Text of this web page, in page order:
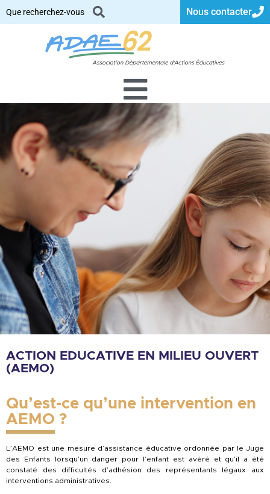
Nous contacter
ACTION EDUCATIVE EN MILIEU OUVERT
(AEMO)
Qu’est-ce qu’une intervention en
AEMO ?
L’AEMO est une mesure d’assistance éducative ordonnée par le Juge
des Enfants lorsqu’un danger pour l’enfant est avéré et qu’il a été
constaté des difficultés d’adhésion des représentants légaux aux
interventions administratives.